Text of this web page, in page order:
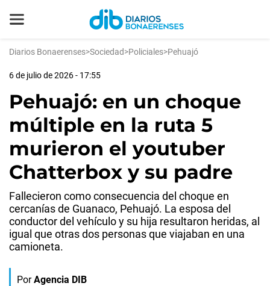
Diarios Bonaerenses>Sociedad>Policiales>Pehuajó
6 de julio de 2026 - 17:55
Pehuajó: en un choque
múltiple en la ruta 5
murieron el youtuber
Chatterbox y su padre
Fallecieron como consecuencia del choque en
cercanías de Guanaco, Pehuajó. La esposa del
conductor del vehículo y su hija resultaron heridas, al
igual que otras dos personas que viajaban en una
camioneta.
Por Agencia DIB